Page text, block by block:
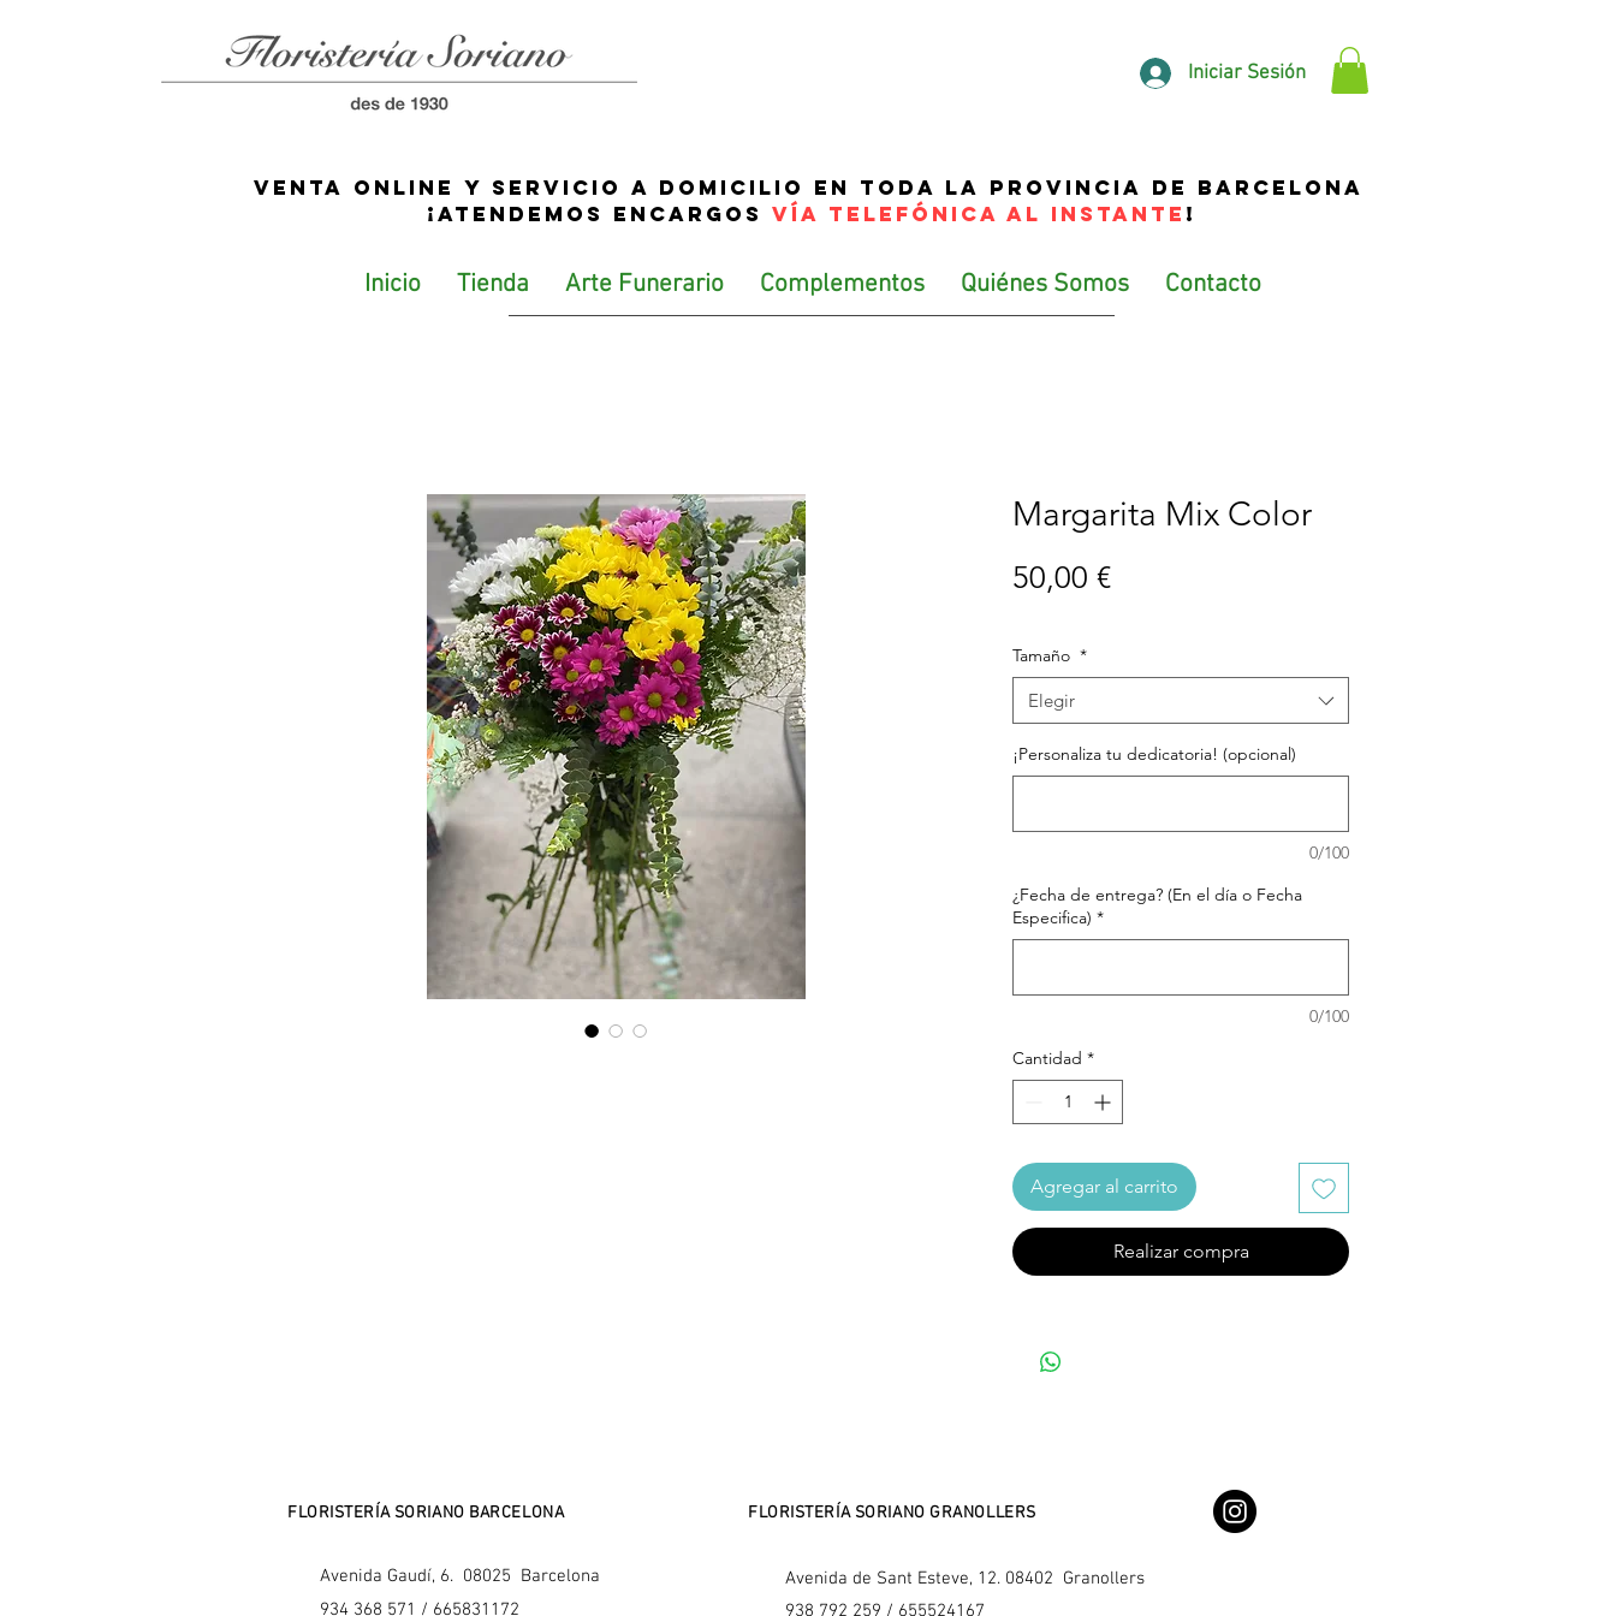
Iniciar Sesión
Venta online y servicio a domicilio en toda la provincia de Barcelona
¡ATENDEMOS ENCARGOS VÍA TELEFÓNICA AL INSTANTE !
Inicio Tienda Arte Funerario Complementos Quiénes Somos Contacto
Margarita Mix Color
50,00 €Precio
Tamaño *
Elegir
¡Personaliza tu dedicatoria! (opcional)
0/100
¿Fecha de entrega? (En el día o Fecha
Especifica) *
0/100
Cantidad *
Agregar al carrito
Realizar compra
FLORISTERÍA SORIANO BARCELONA
Avenida Gaudí, 6. 08025 Barcelona
934 368 571 / 665831172
FLORISTERÍA SORIANO GRANOLLERS
Avenida de Sant Esteve, 12. 08402 Granollers